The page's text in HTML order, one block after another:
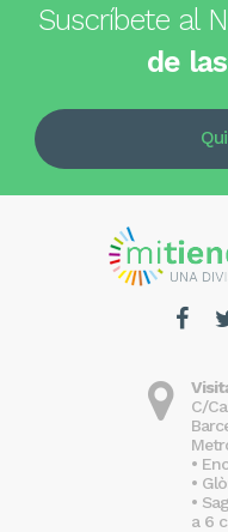
Suscríbete al
de
C/
•
•
•
a 6